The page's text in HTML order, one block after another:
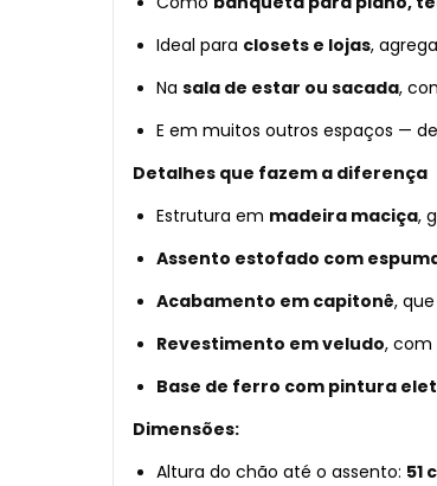
Ideal para closets e lojas,
Na sala de estar ou sacada,
E em muitos outros espaços —
Detalhes que fazem a diferença
Estrutura em madeira maciça,
Assento estofado com
Acabamento em capitonê,
Revestimento em veludo, com
Base de ferro com pintura
Dimensões:
Altura do chão até o assento: 51